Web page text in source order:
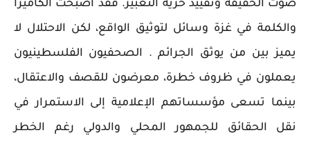
صوت الحقيقة وتقييد حرية التعبير. فقد أصبحت الكاميرا
والكلمة في غزة وسائل لتوثيق الواقع، لكن الاحتلال لا
يميز بين من يوثق الجرائم . الصحفيون الفلسطينيون
يعملون في ظروف خطرة، معرضون للقصف والاعتقال،
بينما تسعى مؤسساتهم الإعلامية إلى الاستمرار في
نقل الحقائق للجمهور المحلي والدولي رغم الخطر